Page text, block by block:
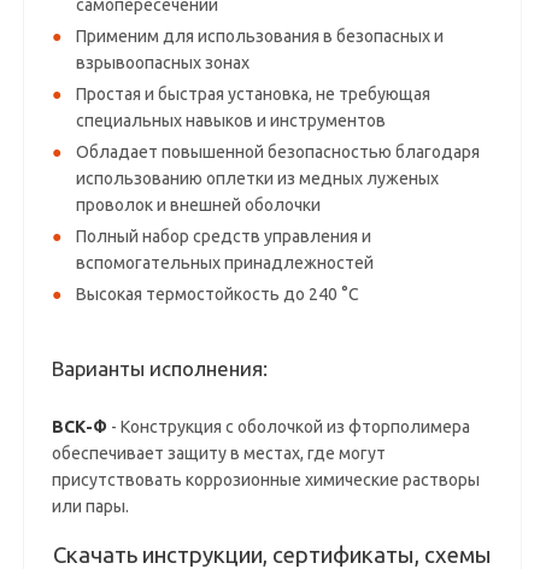
самопересечении
Применим для использования в безопасных и
взрывоопасных зонах
Простая и быстрая установка, не требующая
специальных навыков и инструментов
Обладает повышенной безопасностью благодаря
использованию оплетки из медных луженых
проволок и внешней оболочки
Полный набор средств управления и
вспомогательных принадлежностей
Высокая термостойкость до 240 °С
Варианты исполнения:
ВСК-Ф - Конструкция с оболочкой из фторполимера
обеспечивает защиту в местах, где могут
присутствовать коррозионные химические растворы
или пары.
Скачать инструкции, сертификаты, схемы